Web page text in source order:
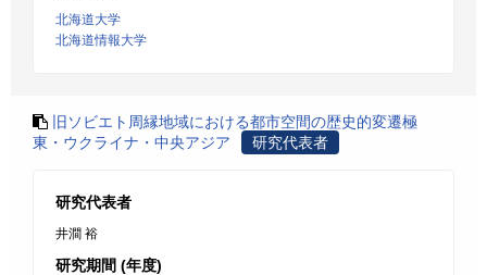
北海道大学
北海道情報大学
旧ソビエト周縁地域における都市空間の歴史的変遷極
東・ウクライナ・中央アジア
研究代表者
研究代表者
井澗 裕
研究期間 (年度)